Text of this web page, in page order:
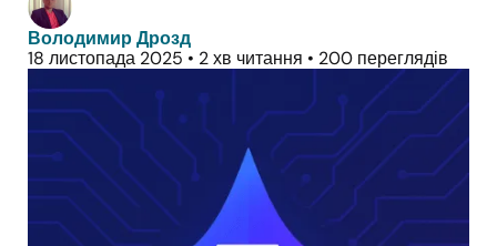
Володимир Дрозд
18 листопада 2025 • 2 хв читання • 200 переглядів